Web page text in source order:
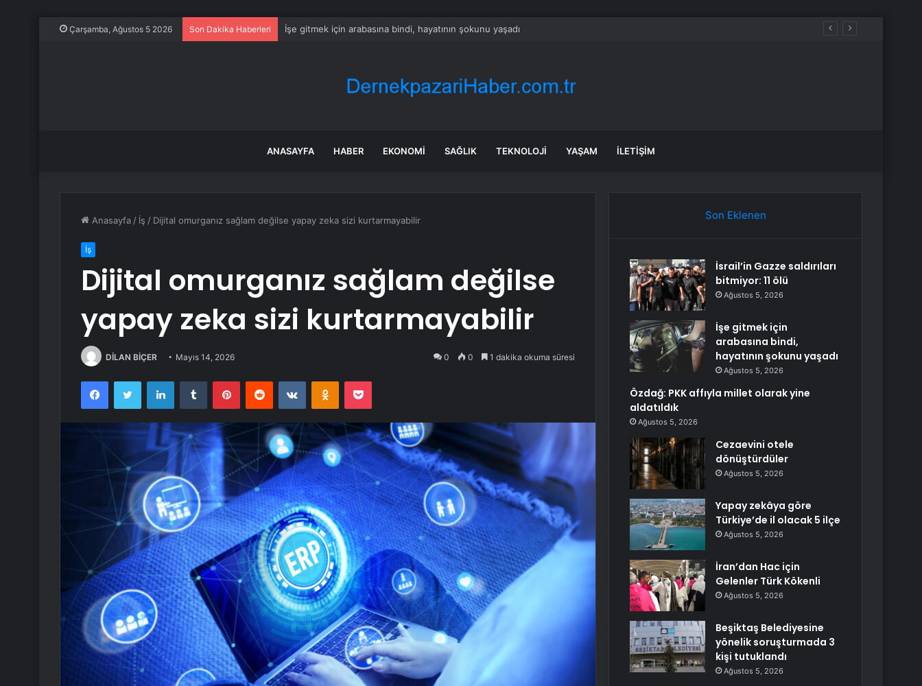
Çarşamba, Ağustos 5 2026 Son Dakika Haberleri Özdağ: PKK affıyla millet olarak yine aldatıldık
ANASAYFA HABER EKONOMI SAĞLIK TEKNOLOJI YAŞAM İLETIŞIM
Anasayfa / İş / Dijital omurganız sağlam değilse yapay zeka sizi kurtarmayabilir
İş
Dijital omurganız sağlam değilse
yapay zeka sizi kurtarmayabilir
DİLAN BİÇER Mayıs 14, 2026 0 0 1 dakika okuma süresi
FacebookTwitter LinkedInTumblr PinterestReddit VKontakteOdnoklassniki
Pocket
Son Eklenen
İsrail’in Gazze saldırıları
bitmiyor: 11 ölü
Ağustos 5, 2026
İşe gitmek için
arabasına bindi,
hayatının şokunu yaşadı
Ağustos 5, 2026
Özdağ: PKK affıyla millet olarak yine
aldatıldık
Ağustos 5, 2026
Cezaevini otele
dönüştürdüler
Ağustos 5, 2026
Yapay zekâya göre
Türkiye’de il olacak 5 ilçe
Ağustos 5, 2026
İran’dan Hac için
Gelenler Türk Kökenli
Ağustos 5, 2026
Beşiktaş Belediyesine
yönelik soruşturmada 3
kişi tutuklandı
Ağustos 5, 2026